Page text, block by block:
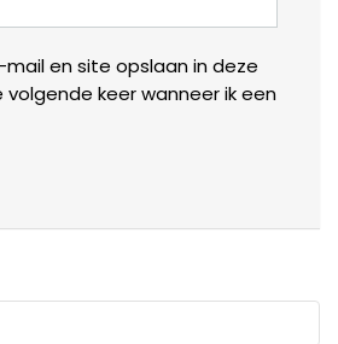
mail en site opslaan in deze
volgende keer wanneer ik een